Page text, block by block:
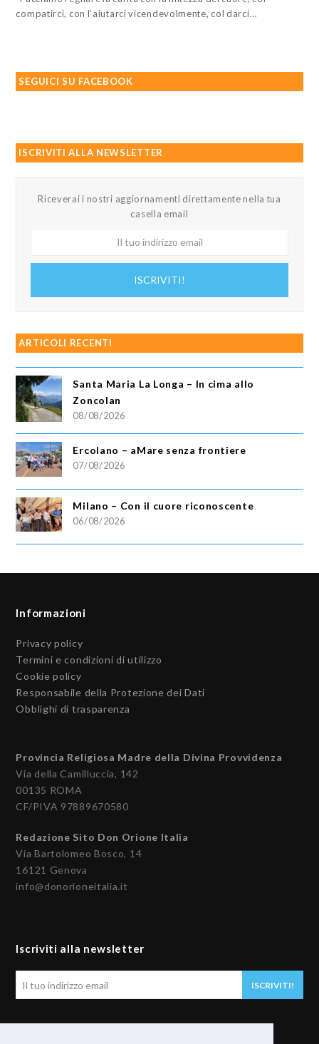
compatirci, con l’aiutarci vicendevolmente, col darci…
SEGUICI SU FACEBOOK
ISCRIVITI ALLA NEWSLETTER
Riceverai i nostri aggiornamenti direttamente nella tua
casella email
ISCRIVITI!
ARTICOLI RECENTI
Santa Maria La Longa – In cima allo
Zoncolan
08/08/2026
Ercolano – aMare senza frontiere
07/08/2026
Milano – Con il cuore riconoscente
06/08/2026
Informazioni
Privacy policy
Termini e condizioni di utilizzo
Cookie policy
Responsabile della Protezione dei Dati
Obblighi di trasparenza
Provincia Religiosa Madre della Divina Provvidenza
Via della Camilluccia, 142
00135 ROMA
CF/PIVA 97889670580
Redazione Sito Don Orione Italia
Via Bartolomeo Bosco, 14
16121 Genova
info@donorioneitalia.it
Iscriviti alla newsletter
ISCRIVITI!